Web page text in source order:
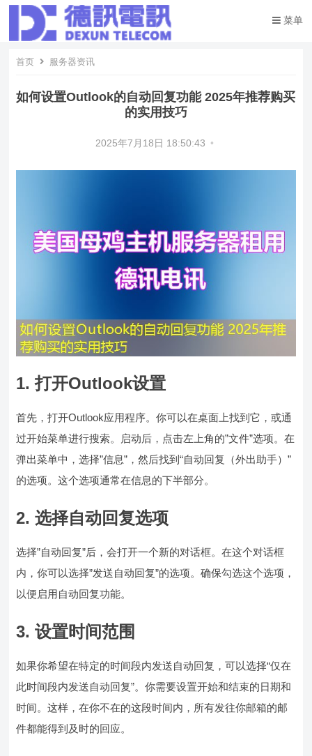
菜单
首页 服务器资讯
如何设置Outlook的自动回复功能 2025年推荐购买
的实用技巧
2025年7月18日 18:50:43 •
1. 打开Outlook设置
首先，打开Outlook应用程序。你可以在桌面上找到它，或通
过开始菜单进行搜索。启动后，点击左上角的”文件”选项。在
弹出菜单中，选择”信息”，然后找到“自动回复（外出助手）”
的选项。这个选项通常在信息的下半部分。
2. 选择自动回复选项
选择”自动回复”后，会打开一个新的对话框。在这个对话框
内，你可以选择”发送自动回复”的选项。确保勾选这个选项，
以便启用自动回复功能。
3. 设置时间范围
如果你希望在特定的时间段内发送自动回复，可以选择“仅在
此时间段内发送自动回复”。你需要设置开始和结束的日期和
时间。这样，在你不在的这段时间内，所有发往你邮箱的邮
件都能得到及时的回应。